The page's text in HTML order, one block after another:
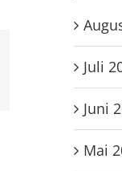
Juli
Juni
Mai